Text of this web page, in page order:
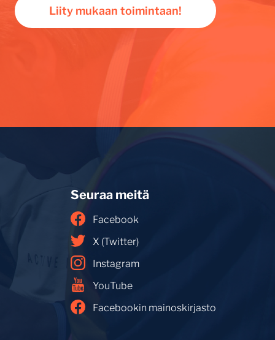
Liity mukaan toimintaan!
Seuraa meitä
Facebook
X (Twitter)
Instagram
YouTube
Facebookin mainoskirjasto